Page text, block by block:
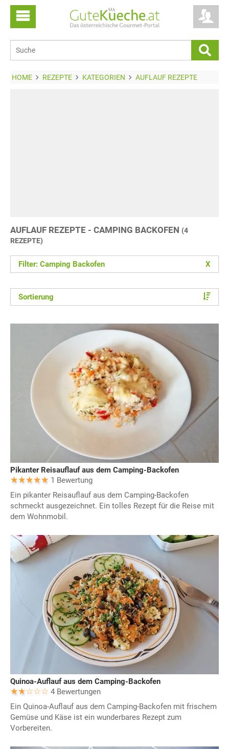
HOME REZEPTE KATEGORIEN AUFLAUF REZEPTE
AUFLAUF REZEPTE - CAMPING BACKOFEN (4
REZEPTE)
Filter: Camping Backofen X
Sortierung
Pikanter Reisauflauf aus dem Camping-Backofen
1 Bewertung
Ein pikanter Reisauflauf aus dem Camping-Backofen
schmeckt ausgezeichnet. Ein tolles Rezept für die Reise mit
dem Wohnmobil.
Quinoa-Auflauf aus dem Camping-Backofen
4 Bewertungen
Ein Quinoa-Auflauf aus dem Camping-Backofen mit frischem
Gemüse und Käse ist ein wunderbares Rezept zum
Vorbereiten.